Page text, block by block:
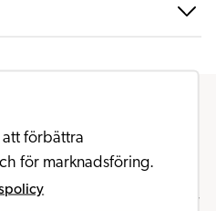
utrustningen för att
olika tillstånd i ögat.
ingrepp utförs av kirurger
att förbättra
för marknadsföring.